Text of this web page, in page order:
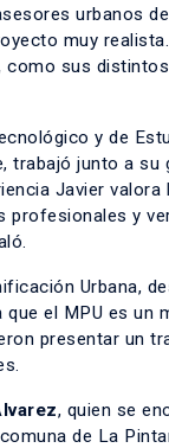
urbanos
muy
sus
y de
junto a su
Javier valora
y
Urbana,
el MPU es
presentar un
, quien se
de La